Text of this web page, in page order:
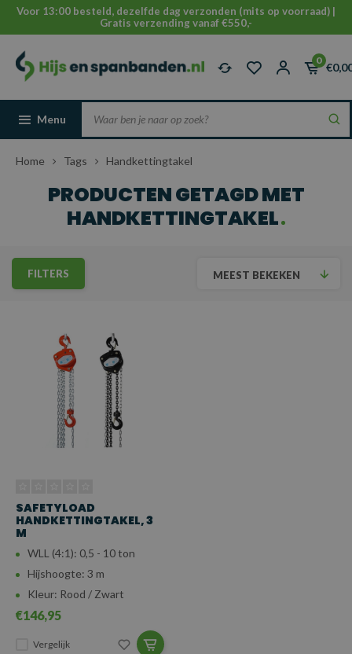
Voor 13:00 besteld, dezelfde dag verzonden (mits op voorraad) |
Gratis verzending vanaf €550,-
0
Menu
Home Tags Handkettingtakel
PRODUCTEN GETAGD MET
HANDKETTINGTAKEL
FILTERS MEEST BEKEKEN
SAFETYLOAD
HANDKETTINGTAKEL, 3
M
WLL (4:1): 0,5 - 10 ton
Hijshoogte: 3 m
Kleur: Rood / Zwart
€146,95
Vergelijk